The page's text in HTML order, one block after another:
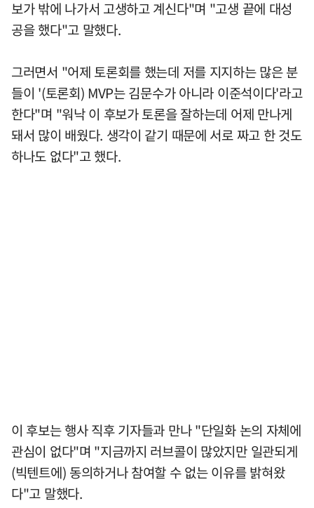
보가 밖에 나가서 고생하고 계신다"며 "고생 끝에 대성
공을 했다"고 말했다.
그러면서 "어제 토론회를 했는데 저를 지지하는 많은 분
들이 '(토론회) MVP는 김문수가 아니라 이준석이다'라고
한다"며 "워낙 이 후보가 토론을 잘하는데 어제 만나게
돼서 많이 배웠다. 생각이 같기 때문에 서로 짜고 한 것도
하나도 없다"고 했다.
이 후보는 행사 직후 기자들과 만나 "단일화 논의 자체에
관심이 없다"며 "지금까지 러브콜이 많았지만 일관되게
(빅텐트에) 동의하거나 참여할 수 없는 이유를 밝혀왔
다"고 말했다.